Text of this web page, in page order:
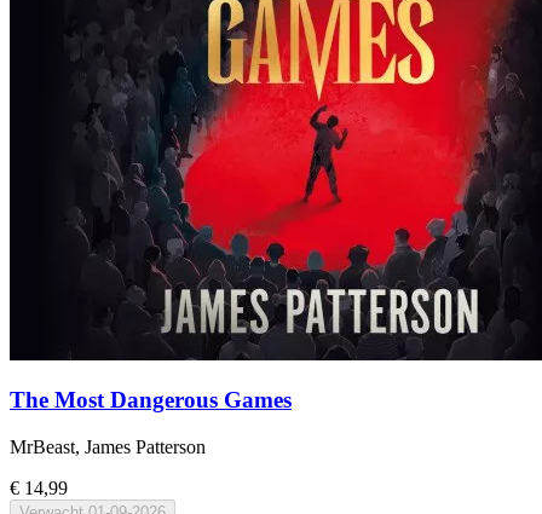
The Most Dangerous Games
MrBeast, James Patterson
€ 14,99